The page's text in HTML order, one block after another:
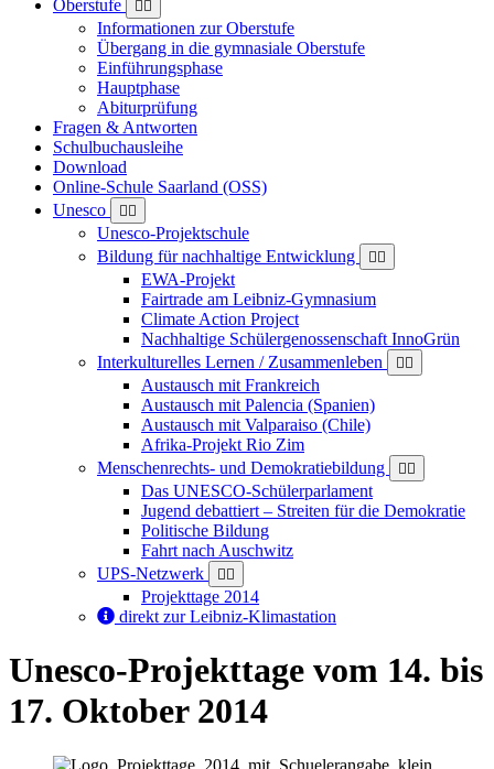
Oberstufe
Informationen zur Oberstufe
Übergang in die gymnasiale Oberstufe
Einführungsphase
Hauptphase
Abiturprüfung
Fragen & Antworten
Schulbuchausleihe
Download
Online-Schule Saarland (OSS)
Unesco
Unesco-Projektschule
Bildung für nachhaltige Entwicklung
EWA-Projekt
Fairtrade am Leibniz-Gymnasium
Climate Action Project
Nachhaltige Schülergenossenschaft InnoGrün
Interkulturelles Lernen / Zusammenleben
Austausch mit Frankreich
Austausch mit Palencia (Spanien)
Austausch mit Valparaiso (Chile)
Afrika-Projekt Rio Zim
Menschenrechts- und Demokratiebildung
Das UNESCO-Schülerparlament
Jugend debattiert – Streiten für die Demokratie
Politische Bildung
Fahrt nach Auschwitz
UPS-Netzwerk
Projekttage 2014
direkt zur Leibniz-Klimastation
Unesco-Projekttage vom 14. bis
17. Oktober 2014